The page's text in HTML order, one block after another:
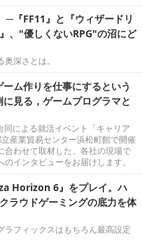
─『FF11』と『ウィザードリ
、"優しくないRPG"の沼にど
深さとは。
ーム作りを仕事にするという
見る，ゲームプログラマと
による就活イベント「キャリア
産業貿易センター浜松町館で開催
合わせて取材した、各社の現場で
インタビューをお届けします。
Horizon 6』をプレイ。ハ
ラウドゲーミングの底力を体
ラフィックスはもちろん最高設定